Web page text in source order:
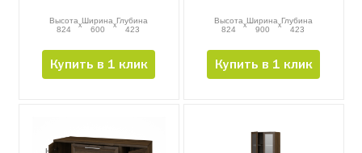
Высота
824
xШирина
600
xГлубина
423
Купить в 1 клик
Высота
824
xШирина
900
xГлубина
423
Купить в 1 клик